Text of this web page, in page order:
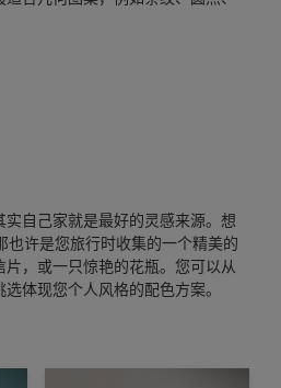
自己家就是最好的灵感来源。想
许是您旅行时收集的一个精美的
，或一只惊艳的花瓶。您可以从
体现您个人风格的配色方案。